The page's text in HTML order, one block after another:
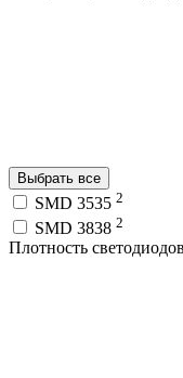
Выбрать все
SMD 3535 2
SMD 3838 2
Плотность